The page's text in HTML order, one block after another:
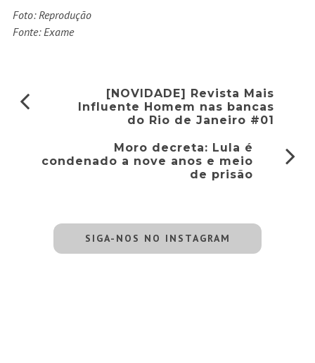
Foto: Reprodução
Fonte: Exame
[NOVIDADE] Revista Mais
Influente Homem nas bancas
do Rio de Janeiro #01
Moro decreta: Lula é
condenado a nove anos e meio
de prisão
SIGA-NOS NO INSTAGRAM